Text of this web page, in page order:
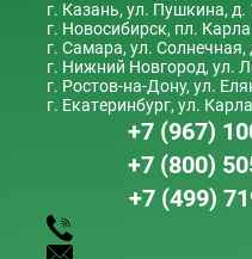
г. Казань, ул. Пушкина, д.
г. Новосибирск, пл.
г. Самара, ул. Солнечная,
г. Нижний Новгород, ул.
г. Ростов-на-Дону, ул.
г. Екатеринбург, ул.
+7 (967)
+7 (800)
+7 (499)